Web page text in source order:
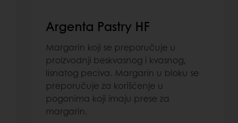
Argenta Pastry HF
Margarin koji se preporučuje u
proizvodnji beskvasnog i kvasnog,
lisnatog peciva. Margarin u bloku se
preporučuje za korišćenje u
pogonima koji imaju prese za
margarin.